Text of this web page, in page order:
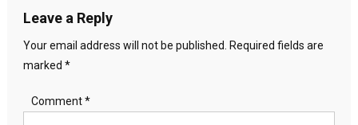
Leave a Reply
Your email address will not be published.
Required fields are
marked *
Comment*